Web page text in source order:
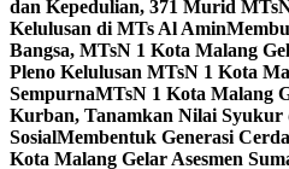
dan Kepedulian, 371 Murid
Kelulusan di MTs Al Amin
Bangsa, MTsN 1 Kota Malang
Pleno Kelulusan MTsN 1 Kota
SempurnaMTsN 1 Kota Malang
Kurban, Tanamkan Nilai Syukur
SosialMembentuk Generasi
Kota Malang Gelar Asesmen